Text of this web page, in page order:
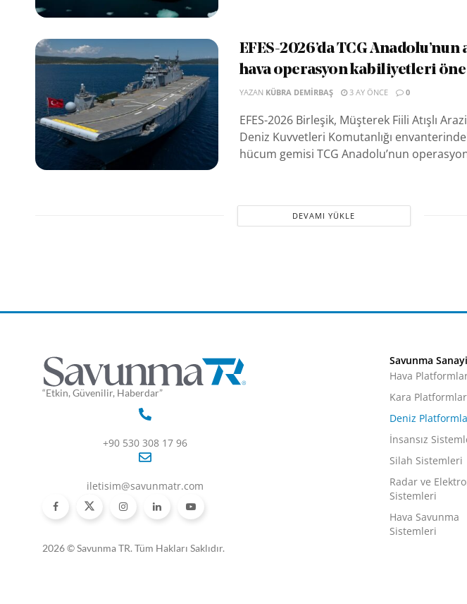
EFES-2026’da TCG
hava operasyon kabiliyetleri öne
YAZAN KÜBRA DEMIRBAŞ 3 AY ÖNCE 0
EFES-2026 Birleşik, Müşterek Fiili Atışlı
Deniz Kuvvetleri Komutanlığı
hücum gemisi TCG Anadolu’nun
DEVAMI YÜKLE
“Etkin, Güvenilir, Haberdar”
+90 530 308 17 96
iletisim@savunmatr.com
2026 © Savunma TR. Tüm Hakları Saklıdır.
Savunma
Hava
Kara
Deniz
İnsansız
Silah Sistemleri
Radar ve
Sistemleri
Hava Savunma
Sistemleri